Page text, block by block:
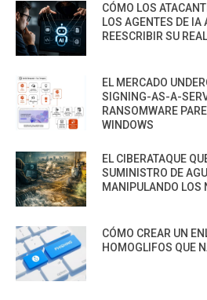
CÓMO LOS
LOS AGENTES DE
REESCRIBIR SU
EL MERCADO
SIGNING-AS-A-
RANSOMWARE
WINDOWS
EL CIBERATAQUE
SUMINISTRO DE
MANIPULANDO LOS
CÓMO CREAR UN
HOMOGLIFOS QUE